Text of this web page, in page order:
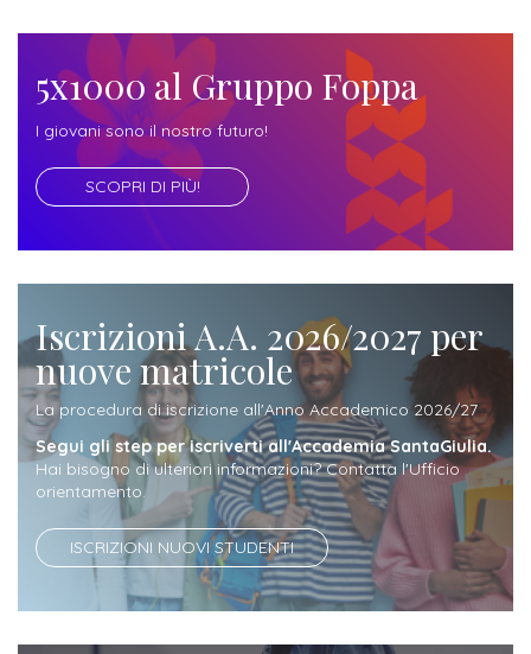
corsi
singoli
SERVIZI
iscrizione
Costi
iscrizione
biennio
Come
Iscriversi
step
Opportunità
lavoro
5x1000 al Gruppo Foppa
I giovani sono il nostro futuro!
SCOPRI DI PIÙ!
Iscrizioni A.A. 2026/2027 per
nuove matricole
La procedura di iscrizione all'Anno Accademico 2026/27
Segui gli step per iscriverti all'Accademia SantaGiulia.
Hai bisogno di ulteriori informazioni? Contatta l'Ufficio
orientamento.
ISCRIZIONI NUOVI STUDENTI